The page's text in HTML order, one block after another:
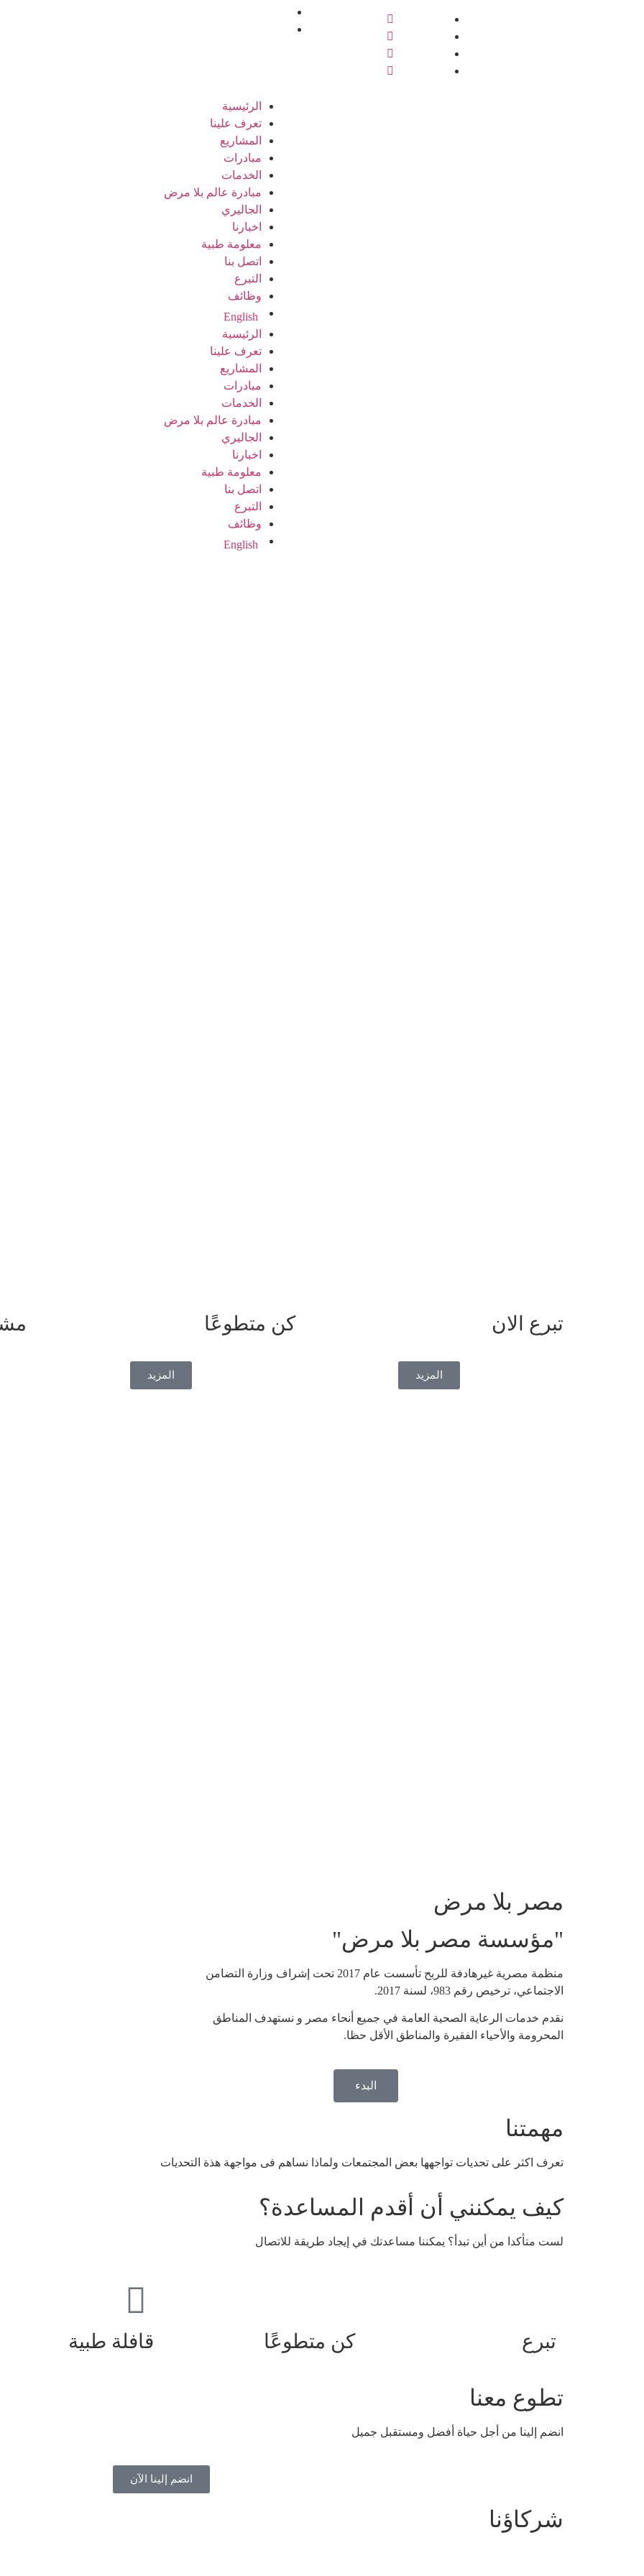
الرئيسية
تعرف علينا
المشاريع
مبادرات
الخدمات
مبادرة عالم بلا مرض
الجاليري
اخبارنا
معلومة طبية
اتصل بنا
التبرع
وظائف
English
الرئيسية
تعرف علينا
المشاريع
مبادرات
الخدمات
مبادرة عالم بلا مرض
الجاليري
اخبارنا
معلومة طبية
اتصل بنا
التبرع
وظائف
English
تبرع الان
المزيد
كن متطوعًا
المزيد
مصر بلا مرض
"مؤسسة مصر بلا مرض"
منظمة مصرية غيرهادفة للربح تأسست عام 2017 تحت إشراف وزارة التضامن
الاجتماعي، ترخيص رقم 983، لسنة 2017.
نقدم خدمات الرعاية الصحية العامة في جميع أنحاء مصر و نستهدف المناطق
المحرومة والأحياء الفقيرة والمناطق الأقل حظا.
البدء
مهمتنا
تعرف اكثر على تحديات تواجهها بعض المجتمعات ولماذا نساهم فى مواجهة هذة التحديات
كيف يمكنني أن أقدم المساعدة؟
لست متأكدا من أين تبدأ؟ يمكننا مساعدتك في إيجاد طريقة للاتصال
تبرع كن متطوعًا قافلة طبية
تطوع معنا
انضم إلينا من أجل حياة أفضل ومستقبل جميل
انضم إلينا الآن
شركاؤنا